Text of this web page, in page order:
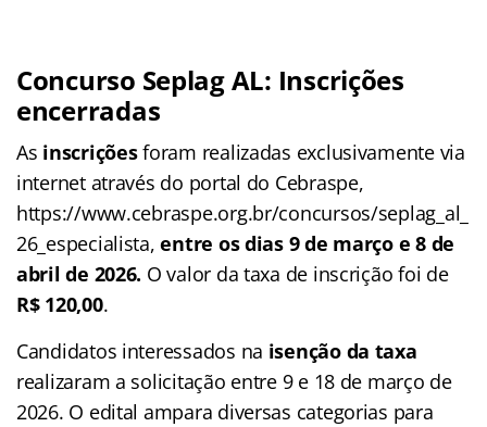
Concurso Seplag AL: Inscrições
encerradas
As inscriçõesforam realizadas exclusivamente via
internet através do portal do Cebraspe,
https://www.cebraspe.org.br/concursos/seplag_al_
26_especialista,entre os dias 9 de março e 8 de
abril de 2026. O valor da taxa de inscrição foi de
R$ 120,00.
Candidatos interessados na isenção da taxa
realizaram a solicitação entre 9 e 18 de março de
2026. O edital ampara diversas categorias para